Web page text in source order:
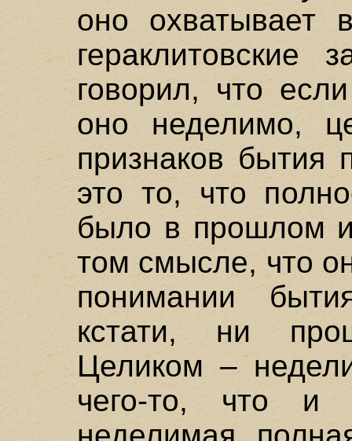
оно
гераклитовские
говорил, что
оно неделимо,
признаков
это то, что
было в прошлом
том смысле, что
понимании
кстати, ни
Целиком –
чего-то, что и